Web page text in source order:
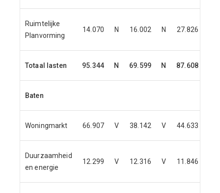
Ruimtelijke
Planvorming
14.070 N 16.002 N 27.826
Totaal lasten 95.344 N 69.599 N 87.608
Baten
Woningmarkt 66.907 V 38.142 V 44.633
Duurzaamheid
en energie
12.299 V 12.316 V 11.846